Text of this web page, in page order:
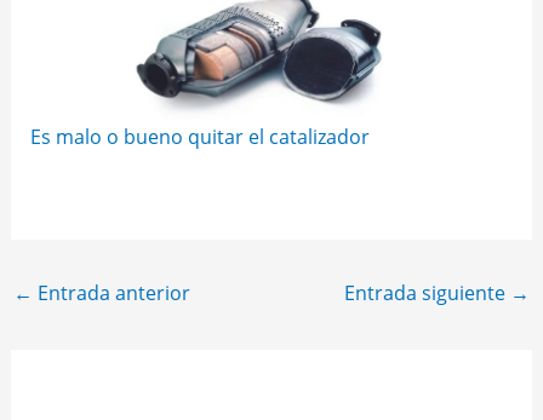
Es malo o bueno quitar el catalizador
← Entrada anterior Entrada siguiente →